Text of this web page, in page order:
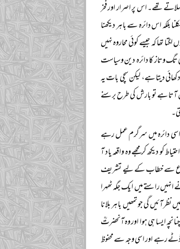
تھے۔ اس پر اصرار اور فخر
اس دائرہ سے باہر دیکھنا
تھا کہ جیسے کوئی محاروہ نہیں
تگ وتاز کا دائرہ دین وسیاست
دیتا ہے، لیکن سچی بات یہ
ہے تو بارش کی طرح برسنے
اسی دائرہ میں سرگرم عمل رہے
کو دیکھ کر مجھے وہ واقعہ یاد آ
سے خطاب کے لیے تشریف
راستے میں ایک جگہ ٹھہرا
آئیں گی جو تمھیں باہر بلانا
ایسا ہی ہوا اور وہ آنحضرتؒ
رہے اور اسی وجہ سے محفوظ